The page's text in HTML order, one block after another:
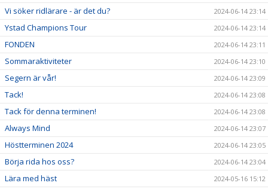
Vi söker ridlärare - är det du? 2024-06-14 23:14
Ystad Champions Tour 2024-06-14 23:14
FONDEN 2024-06-14 23:11
Sommaraktiviteter 2024-06-14 23:10
Segern är vår! 2024-06-14 23:09
Tack! 2024-06-14 23:08
Tack för denna terminen! 2024-06-14 23:08
Always Mind 2024-06-14 23:07
Höstterminen 2024 2024-06-14 23:05
Börja rida hos oss? 2024-06-14 23:04
Lära med häst 2024-05-16 15:12